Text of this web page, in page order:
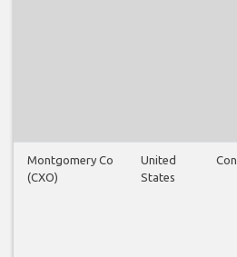
Montgomery Co
(CXO)
United
States